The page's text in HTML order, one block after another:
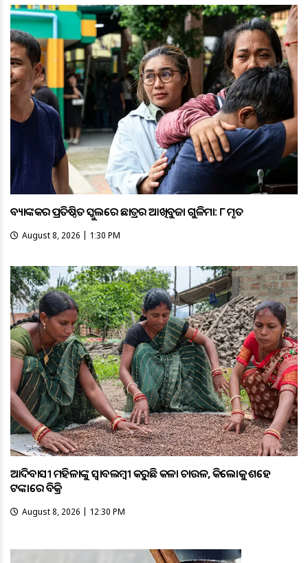
ବ୍ୟାଙ୍କକର ପ୍ରତିଷ୍ଠିତ ସ୍କୁଲରେ ଛାତ୍ରର ଆଖିବୁଜା ଗୁଳିମାଡ଼: ୮ ମୃତ
August 8, 2026 | 1:30 PM
ଆଦିବାସୀ ମହିଳାଙ୍କୁ ସ୍ଵାବଲମ୍ଵୀ କରୁଛି କଳା ଚାଉଳ, କିଲୋକୁ ଶହେ
ଟଙ୍କାରେ ବିକ୍ରି
August 8, 2026 | 12:30 PM